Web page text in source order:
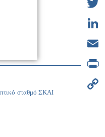
σταθμό ΣΚΑΙ
Email
Print